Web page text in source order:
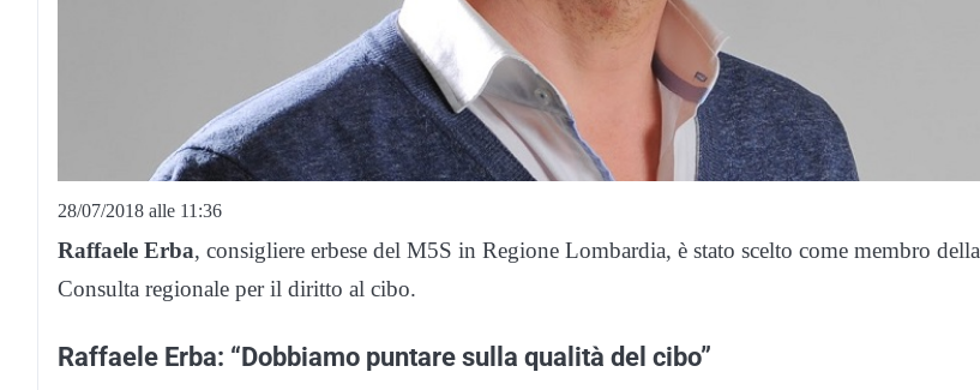
28/07/2018 alle 11:36
Raffaele Erba, consigliere erbese del M5S in Regione Lombardia, è stato scelto come membro della
Consulta regionale per il diritto al cibo.
Raffaele Erba: “Dobbiamo puntare sulla qualità del cibo”